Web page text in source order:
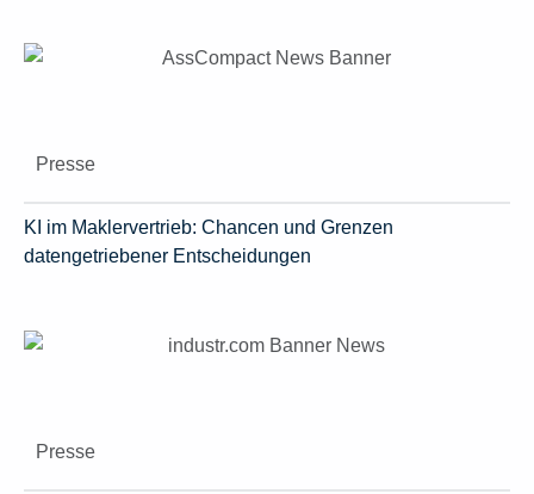
Presse
KI im Maklervertrieb: Chancen und Grenzen
datengetriebener Entscheidungen
Presse